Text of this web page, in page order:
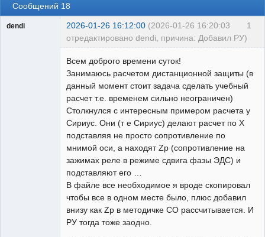
Сообщений 18
1
dendi 2026-01-26 16:12:00 (2026-01-26 16:20:03
отредактировано dendi, причина: Добавил РУ)
Всем доброго времени суток!
Занимаюсь расчетом дистанционной защиты (в
данный момент стоит задача сделать учебный
расчет т.е. временем сильно неограничен)
Столкнулся с интересным примером расчета у
Сириус. Они (т е Сириус) делают расчет по X
подставляя не просто сопротивление по
мнимой оси, а находят Zр (сопротивление на
зажимах реле в режиме сдвига фазы ЭДС) и
подставляют его …
В файле все необходимое я вроде скопировал
чтобы все в одном месте было, плюс добавил
внизу как Zр в методичке СО рассчитывается. И
РУ тогда тоже заодно.